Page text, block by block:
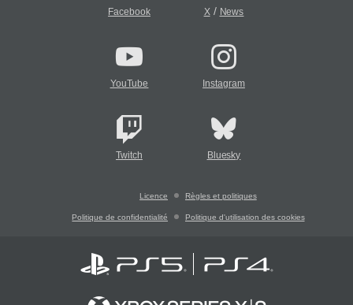
Facebook X/ News
YouTube Instagram
Twitch Bluesky
Licence Règles et politiques
Politique de confidentialité Politique d'utilisation des cookies